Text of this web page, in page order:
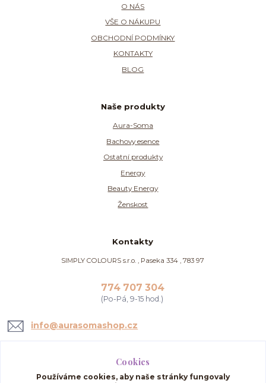
O NÁS
VŠE O NÁKUPU
OBCHODNÍ PODMÍNKY
KONTAKTY
BLOG
Naše produkty
Aura-Soma
Bachovy esence
Ostatní produkty
Energy
Beauty Energy
Ženskost
Kontakty
SIMPLY COLOURS s.r.o. , Paseka 334 , 783 97
774 707 304
(Po-Pá, 9-15 hod.)
info@aurasomashop.cz
Cookies
Používáme cookies, aby naše stránky fungovaly